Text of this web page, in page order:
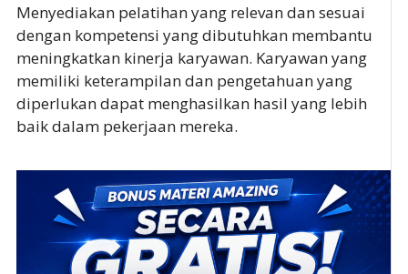
Menyediakan pelatihan yang relevan dan sesuai
dengan kompetensi yang dibutuhkan membantu
meningkatkan kinerja karyawan. Karyawan yang
memiliki keterampilan dan pengetahuan yang
diperlukan dapat menghasilkan hasil yang lebih
baik dalam pekerjaan mereka.